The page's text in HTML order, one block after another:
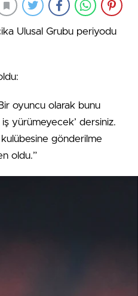
Ulusal Grubu periyodu
oyuncu olarak bunu
yürümeyecek’ dersiniz.
gönderilme
oldu.”